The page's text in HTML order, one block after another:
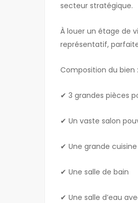
secteur stratégique.
À louer un étage de
représentatif,
Composition du bien :
✔ 3 grandes pièces
✔ Un vaste salon
✔ Une grande cuisine
✔ Une salle de bain
✔ Une salle d’eau